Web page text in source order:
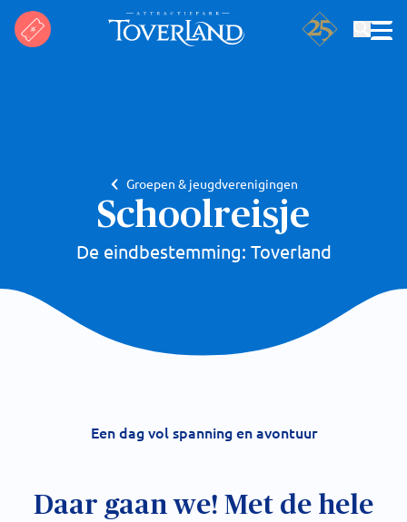
Groepen & jeugdverenigingen
Schoolreisje
De eindbestemming: Toverland
Een dag vol spanning en avontuur
Daar gaan we! Met de hele